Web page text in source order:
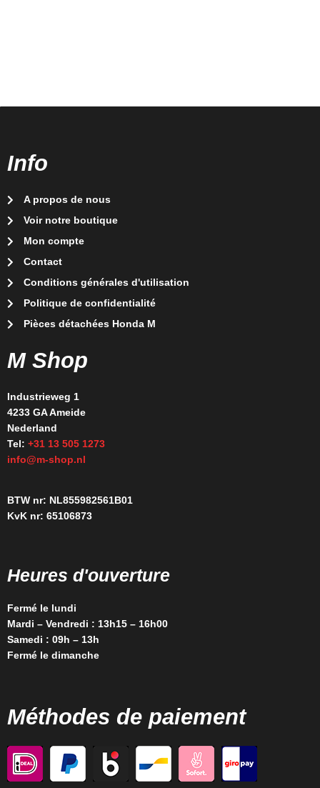
Info
A propos de nous
Voir notre boutique
Mon compte
Contact
Conditions générales d'utilisation
Politique de confidentialité
Pièces détachées Honda M
M Shop
Industrieweg 1
4233 GA Ameide
Nederland
Tel: +31 13 505 1273
info@m-shop.nl
BTW nr: NL855982561B01
KvK nr: 65106873
Heures d'ouverture
Fermé le lundi
Mardi – Vendredi : 13h15 – 16h00
Samedi : 09h – 13h
Fermé le dimanche
Méthodes de paiement